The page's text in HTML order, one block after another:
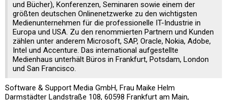
und Bücher), Konferenzen, Seminaren sowie einem der
größten deutschen Onlinenetzwerke zu den wichtigsten
Medienunternehmen für die professionelle IT-Industrie in
Europa und USA. Zu den renommierten Partnern und Kunden
zählen unter anderem Microsoft, SAP, Oracle, Nokia, Adobe,
Intel und Accenture. Das international aufgestellte
Medienhaus unterhält Büros in Frankfurt, Potsdam, London
und San Francisco.
Software & Support Media GmbH, Frau Maike Helm
Darmstädter Landstraße 108, 60598 Frankfurt am Main,